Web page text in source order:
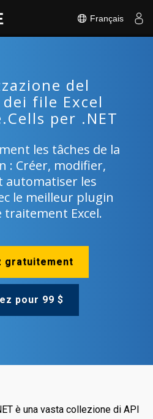
Français
del
file Excel
per .NET
les tâches de la
: Créer, modifier,
automatiser les
le meilleur plugin
traitement Excel.
gratuitement
pour 99 $
è una vasta collezione di API